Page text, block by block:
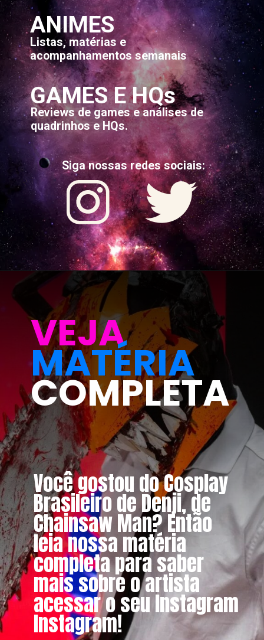
ANIMES
Listas, matérias e
acompanhamentos semanais
GAMES E HQs
Reviews de games e análises de
quadrinhos e HQs.
Siga nossas redes sociais:
VEJA
MATÉRIA
COMPLETA
Você gostou do Cosplay
Brasileiro de Denji, de
Chainsaw Man? Então
leia nossa matéria
completa para saber
mais sobre o artista
acessar o seu Instagram
Instagram!